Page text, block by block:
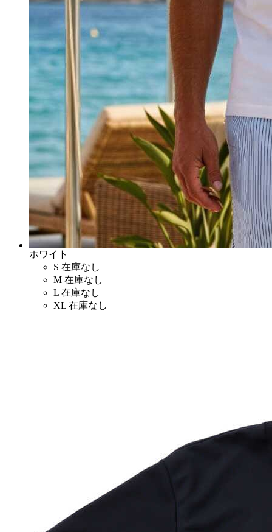
ホワイト
S 在庫なし
M 在庫なし
L 在庫なし
XL 在庫なし